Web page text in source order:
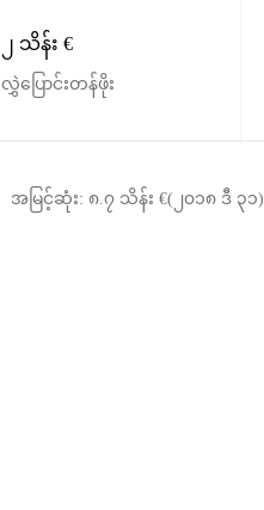
၂ သိန်း €
လွှဲပြောင်းတန်ဖိုး
အမြင့်ဆုံး: ၈.၇ သိန်း €( ၂၀၁၈ ဒီ ၃၁)